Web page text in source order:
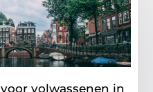
volwassenen in